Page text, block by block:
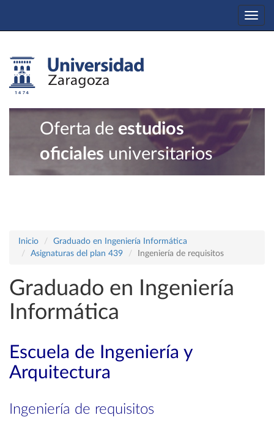
Oferta de estudios
oficiales universitarios
Inicio
Graduado en Ingeniería Informática
Asignaturas del plan 439
Ingeniería de requisitos
Graduado en Ingeniería
Informática
Escuela de Ingeniería y
Arquitectura
Ingeniería de requisitos